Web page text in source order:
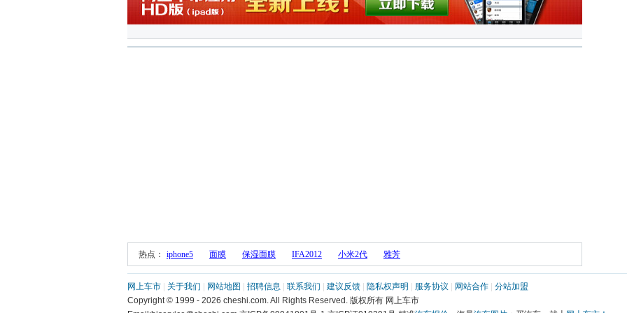
热点： iphone5 面膜 保湿面膜 IFA2012 小米2代 雅芳
网上车市 关于我们 网站地图 招聘信息 联系我们 建议反馈 隐私权声明 服务协议 网站合作
分站加盟
Copyright © 1999 - 2026 cheshi.com. All Rights Reserved. 版权所有 网上车市